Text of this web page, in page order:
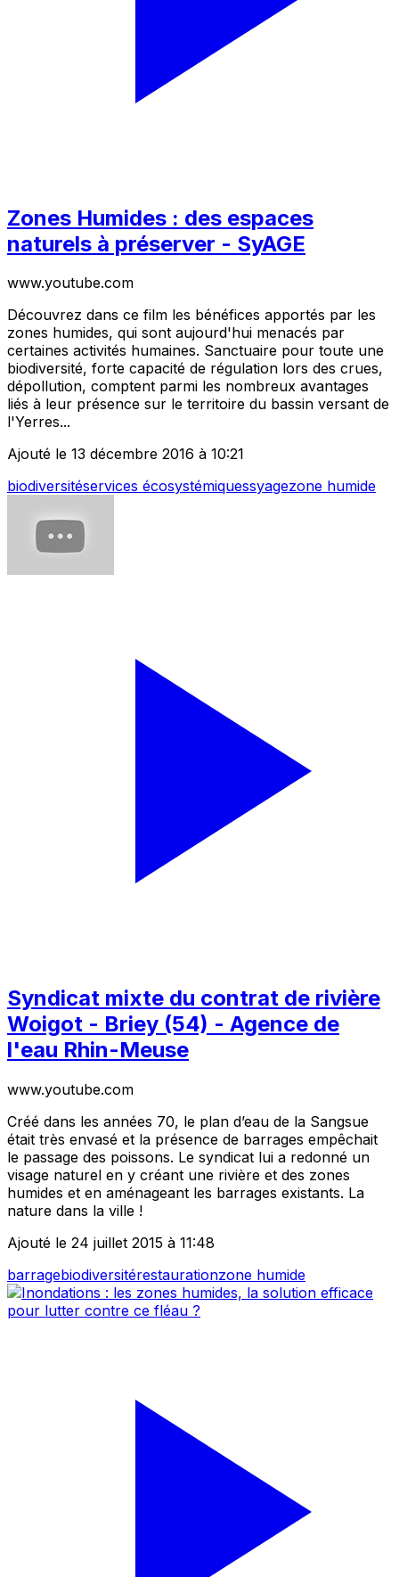
Zones Humides : des espaces
naturels à préserver - SyAGE
www.youtube.com
Découvrez dans ce film les bénéfices apportés par les
zones humides, qui sont aujourd'hui menacés par
certaines activités humaines. Sanctuaire pour toute une
biodiversité, forte capacité de régulation lors des crues,
dépollution, comptent parmi les nombreux avantages
liés à leur présence sur le territoire du bassin versant de
l'Yerres...
Ajouté le 13 décembre 2016 à 10:21
biodiversitéservices écosystémiquessyagezone humide
Syndicat mixte du contrat de rivière
Woigot - Briey (54) - Agence de
l'eau Rhin-Meuse
www.youtube.com
Créé dans les années 70, le plan d’eau de la Sangsue
était très envasé et la présence de barrages empêchait
le passage des poissons. Le syndicat lui a redonné un
visage naturel en y créant une rivière et des zones
humides et en aménageant les barrages existants. La
nature dans la ville !
Ajouté le 24 juillet 2015 à 11:48
barragebiodiversitérestaurationzone humide